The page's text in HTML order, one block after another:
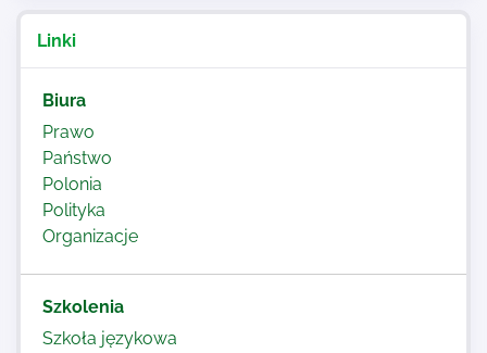
Najnowsze
Kontakt
Linki
Biura
Prawo
Państwo
Polonia
Polityka
Organizacje
Szkolenia
Szkoła językowa